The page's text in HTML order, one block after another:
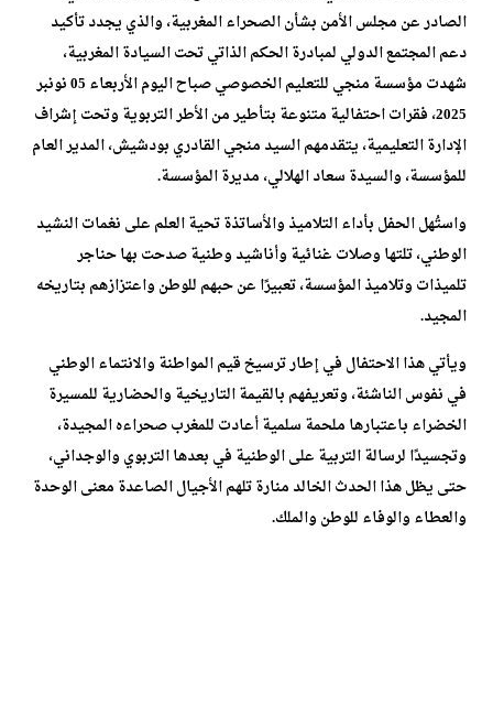
الصادر عن مجلس الأمن بشأن الصحراء المغربية، والذي يجدد تأكيد
دعم المجتمع الدولي لمبادرة الحكم الذاتي تحت السيادة المغربية،
شهدت مؤسسة منجي للتعليم الخصوصي صباح اليوم الأربعاء 05 نونبر
2025، فقرات احتفالية متنوعة بتأطير من الأطر التربوية وتحت إشراف
الإدارة التعليمية، يتقدمهم السيد منجي القادري بودشيش، المدير العام
للمؤسسة، والسيدة سعاد الهلالي، مديرة المؤسسة.
واستُهل الحفل بأداء التلاميذ والأساتذة تحية العلم على نغمات النشيد
الوطني، تلتها وصلات غنائية وأناشيد وطنية صدحت بها حناجر
تلميذات وتلاميذ المؤسسة، تعبيرًا عن حبهم للوطن واعتزازهم بتاريخه
المجيد.
ويأتي هذا الاحتفال في إطار ترسيخ قيم المواطنة والانتماء الوطني
في نفوس الناشئة، وتعريفهم بالقيمة التاريخية والحضارية للمسيرة
الخضراء باعتبارها ملحمة سلمية أعادت للمغرب صحراءه المجيدة،
وتجسيدًا لرسالة التربية على الوطنية في بعدها التربوي والوجداني،
حتى يظل هذا الحدث الخالد منارة تلهم الأجيال الصاعدة معنى الوحدة
والعطاء والوفاء للوطن والملك.